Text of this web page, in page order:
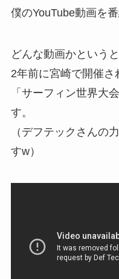
僕のYouTube動画を
どんな動画かというと
2年前に宮崎で開催さ
「サーフィン世界大
す。
（デフテックさんの
すw）